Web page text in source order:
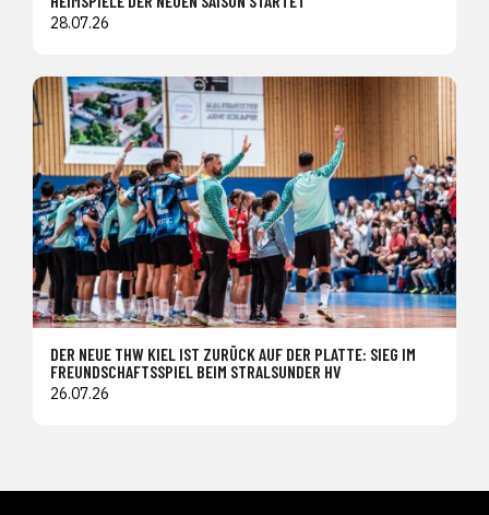
28.07.26
DER NEUE THW KIEL IST ZURÜCK AUF DER PLATTE: SIEG IM
FREUNDSCHAFTSSPIEL BEIM STRALSUNDER HV
26.07.26